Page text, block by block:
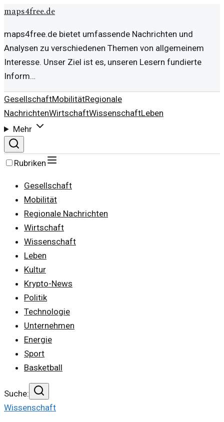
maps4free.de
maps4free.de bietet umfassende Nachrichten und
Analysen zu verschiedenen Themen von allgemeinem
Interesse. Unser Ziel ist es, unseren Lesern fundierte
Inform…
GesellschaftMobilitätRegionale
NachrichtenWirtschaftWissenschaftLeben
Mehr
Rubriken
Gesellschaft
Mobilität
Regionale Nachrichten
Wirtschaft
Wissenschaft
Leben
Kultur
Krypto-News
Politik
Technologie
Unternehmen
Energie
Sport
Basketball
Suche:
Wissenschaft